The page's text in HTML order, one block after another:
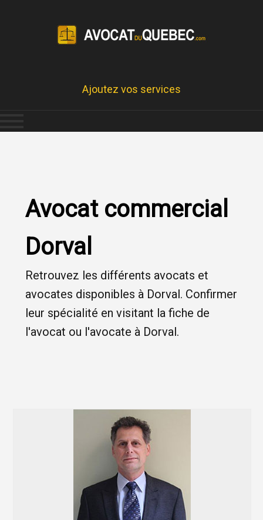
Ajoutez vos services
Avocat commercial
Dorval
Retrouvez les différents avocats et
avocates disponibles à Dorval. Confirmer
leur spécialité en visitant la fiche de
l'avocat ou l'avocate à Dorval.